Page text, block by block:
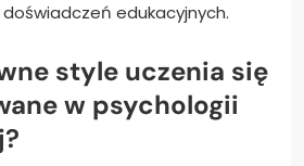
edukacyjnych.
style uczenia się
w psychologii